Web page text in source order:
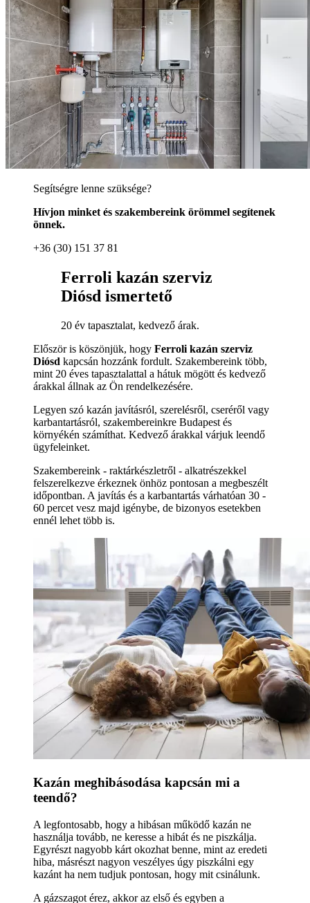
Segítségre lenne szüksége?
Hívjon minket és szakembereink örömmel segítenek
önnek.
+36 (30) 151 37 81
Ferroli kazán szerviz
Diósd ismertető
20 év tapasztalat, kedvező árak.
Először is köszönjük, hogy Ferroli kazán szerviz
Diósd kapcsán hozzánk fordult. Szakembereink több,
mint 20 éves tapasztalattal a hátuk mögött és kedvező
árakkal állnak az Ön rendelkezésére.
Legyen szó kazán javításról, szerelésről, cseréről vagy
karbantartásról, szakembereinkre Budapest és
környékén számíthat. Kedvező árakkal várjuk leendő
ügyfeleinket.
Szakembereink - raktárkészletről - alkatrészekkel
felszerelkezve érkeznek önhöz pontosan a megbeszélt
időpontban. A javítás és a karbantartás várhatóan 30 -
60 percet vesz majd igénybe, de bizonyos esetekben
ennél lehet több is.
Kazán meghibásodása kapcsán mi a
teendő?
A legfontosabb, hogy a hibásan működő kazán ne
használja tovább, ne keresse a hibát és ne piszkálja.
Egyrészt nagyobb kárt okozhat benne, mint az eredeti
hiba, másrészt nagyon veszélyes úgy piszkálni egy
kazánt ha nem tudjuk pontosan, hogy mit csinálunk.
A gázszagot érez, akkor az első és egyben a